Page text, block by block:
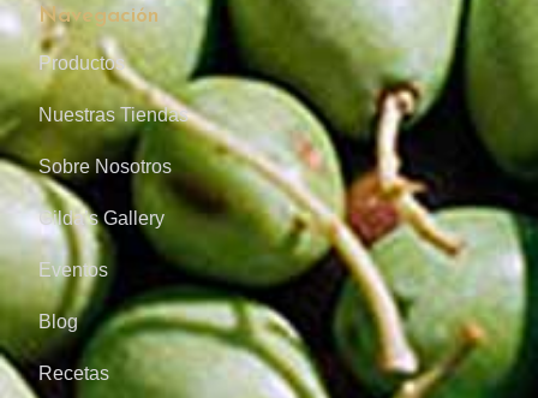
Navegación
Productos
Nuestras Tiendas
Sobre Nosotros
Gilda’s Gallery
Eventos
Blog
Recetas